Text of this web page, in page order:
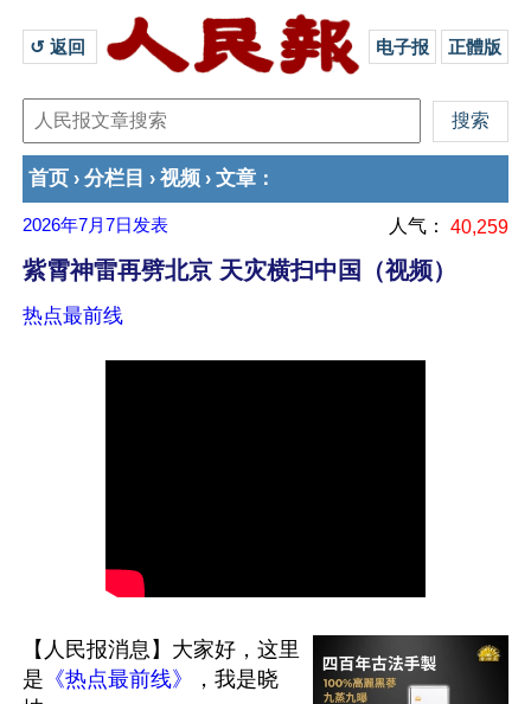
↺ 返回 电子报 正體版
首页 › 分栏目 › 视频 › 文章 ：
2026年7月7日 发表 人气： 40,259
紫霄神雷再劈北京 天灾横扫中国（视频）
热点最前线
【人民报消息】大家好，这里
是 《热点最前线》
，我是晓